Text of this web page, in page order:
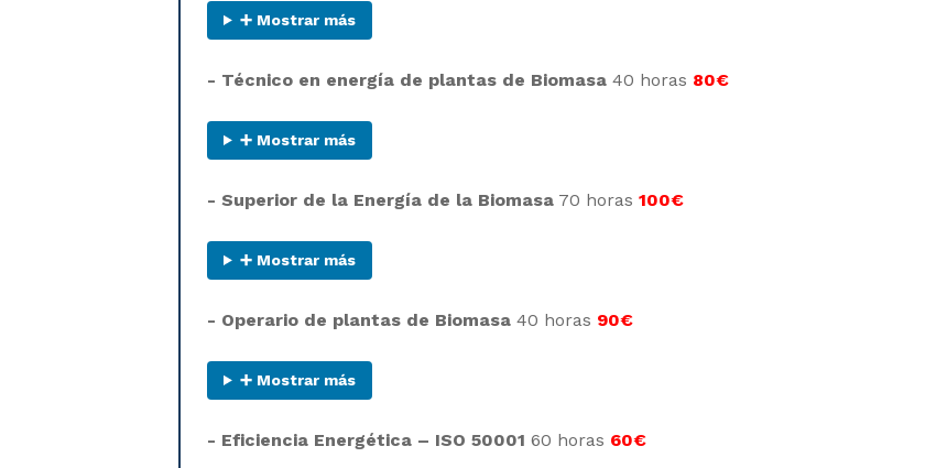
➕ Mostrar más
- Técnico en energía de plantas de Biomasa 40 horas 80€
➕ Mostrar más
- Superior de la Energía de la Biomasa 70 horas 100€
➕ Mostrar más
- Operario de plantas de Biomasa 40 horas 90€
➕ Mostrar más
- Eficiencia Energética – ISO 50001 60 horas 60€